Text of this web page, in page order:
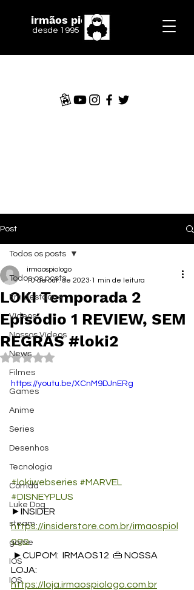
irmãos piologo
desde 1995
Post
Todos os posts
Em destaque
Vídeos
Nossos Vídeos
News
Filmes
Games
Anime
Series
Desenhos
Tecnologia
Corrida
Luke Dog
steam
game
IOS
IOS
Todos os posts
LOKI Temporada 2
Episódio 1 REVIEW, SEM
REGRAS #loki2
irmaospiologo
10 de out. de 2023 1 min de leitura
Avaliado com NaN de 5 estrelas.
https://youtu.be/XCnM9DJnERg
#lokiwebseries #MARVEL
#DISNEYPLUS
►INSIDER
https://insiderstore.com.br/irmaospiol
ogo
LOJA:
https://loja.irmaospiologo.com.br